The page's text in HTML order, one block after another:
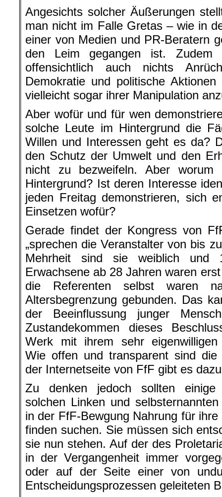
Angesichts solcher Äußerungen
man nicht im Falle Gretas – wie in
einer von Medien und PR-Beratern
den Leim gegangen ist. Zudem
offensichtlich auch nichts
Demokratie und politische
vielleicht sogar ihrer Manipulation
Aber wofür und für wen
solche Leute im Hintergrund die
Willen und Interessen geht es da?
den Schutz der Umwelt und den
nicht zu bezweifeln. Aber
Hintergrund? Ist deren Interesse
jeden Freitag demonstrieren, sich
Einsetzen wofür?
Gerade findet der Kongress von
„sprechen die Veranstalter von bis
Mehrheit sind sie weiblich
Erwachsene ab 28 Jahren waren
die Referenten selbst waren
Altersbegrenzung gebunden. Das
der Beeinflussung junger
Zustandekommen dieses
Werk mit ihrem sehr eigenwilligen
Wie offen und transparent sind die
der Internetseite von FfF gibt es
Zu denken jedoch sollten einige
solchen Linken und
in der FfF-Bewgung Nahrung für
finden suchen. Sie müssen sich
sie nun stehen. Auf der des
in der Vergangenheit immer
oder auf der Seite einer von
Entscheidungsprozessen geleiteten